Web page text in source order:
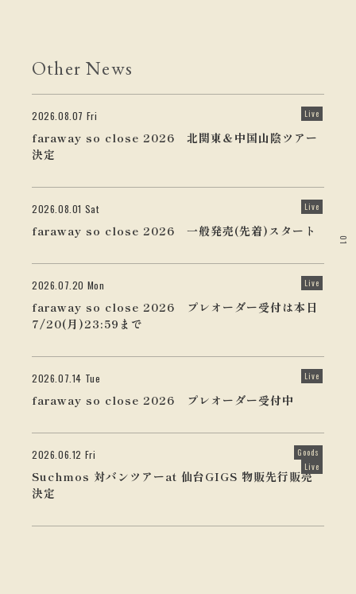
01
Other News
2026.08.07 Fri Live
faraway so close 2026 北関東＆中国山陰ツアー
決定
2026.08.01 Sat Live
faraway so close 2026 一般発売(先着)スタート
2026.07.20 Mon Live
faraway so close 2026 プレオーダー受付は本日
7/20(月)23:59まで
2026.07.14 Tue Live
faraway so close 2026 プレオーダー受付中
2026.06.12 Fri
Goods
Live
Suchmos 対バンツアーat 仙台GIGS 物販先行販売
決定